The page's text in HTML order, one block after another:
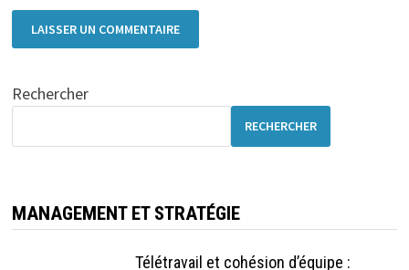
Rechercher
RECHERCHER
MANAGEMENT ET STRATÉGIE
Télétravail et cohésion d’équipe :